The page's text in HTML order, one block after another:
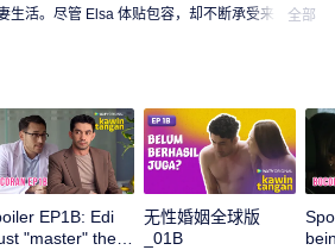
生活。尽管 Elsa 体贴包容，却不断承受来自婆全部
EP1B: Edi
"master" the
无性婚姻全球版
_01B